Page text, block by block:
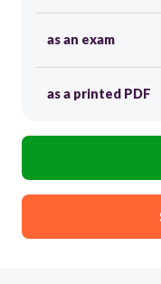
as an exam
as a printed PDF